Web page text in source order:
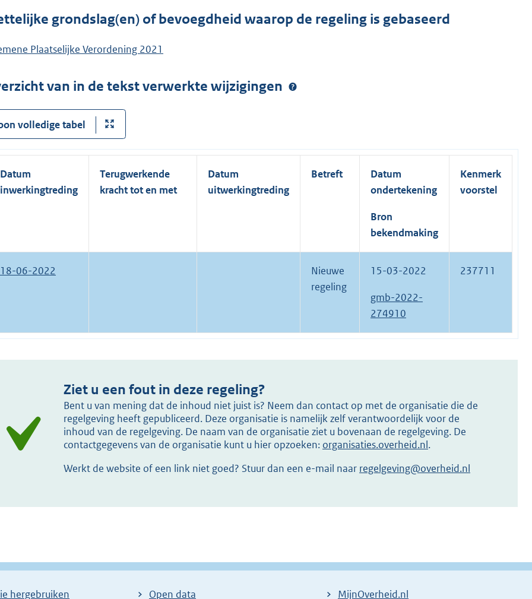
grondslag(en) of bevoegdheid waarop de regeling is gebaseerd
Plaatselijke Verordening 2021
van in de tekst verwerkte wijzigingen
volledige tabel
Datum
inwerkingtreding
Terugwerkende
kracht tot en met
Datum
uitwerkingtreding
Betreft
Datum
ondertekening
Bron
bekendmaking
Kenmerk
voorstel
18-06-2022
Nieuwe
regeling
15-03-2022
gmb-2022-
274910
237711
Ziet u een fout in deze regeling?
Bent u van mening dat de inhoud niet juist is? Neem dan contact op met de organisatie die de
regelgeving heeft gepubliceerd. Deze organisatie is namelijk zelf verantwoordelijk voor de
inhoud van de regelgeving. De naam van de organisatie ziet u bovenaan de regelgeving. De
contactgegevens van de organisatie kunt u hier opzoeken: organisaties.overheid.nl.
Werkt de website of een link niet goed? Stuur dan een e-mail naar regelgeving@overheid.nl
hergebruiken Open data MijnOverheid.nl